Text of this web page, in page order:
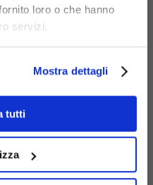
loro o che hanno
servizi.
Mostra dettagli
tutti